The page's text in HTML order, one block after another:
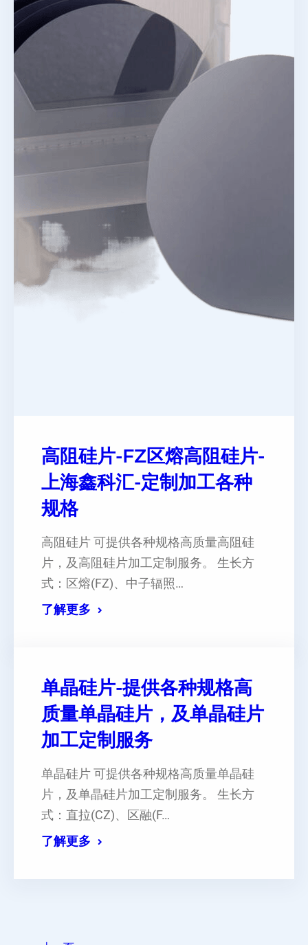
高阻硅片-FZ区熔高阻硅片-
上海鑫科汇-定制加工各种
规格
高阻硅片 可提供各种规格高质量高阻硅
片，及高阻硅片加工定制服务。 生长方
式：区熔(FZ)、中子辐照…
了解更多
单晶硅片-提供各种规格高
质量单晶硅片，及单晶硅片
加工定制服务
单晶硅片 可提供各种规格高质量单晶硅
片，及单晶硅片加工定制服务。 生长方
式：直拉(CZ)、区融(F…
了解更多